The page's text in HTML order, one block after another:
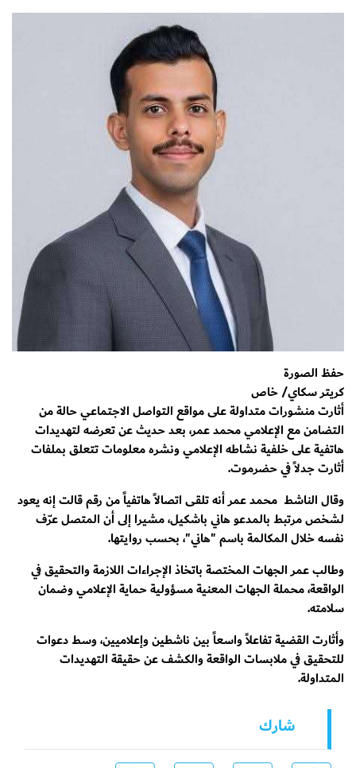
حفظ الصورة
كريتر سكاي/ خاص
أثارت منشورات متداولة على مواقع التواصل الاجتماعي حالة من
التضامن مع الإعلامي محمد عمر، بعد حديث عن تعرضه لتهديدات
هاتفية على خلفية نشاطه الإعلامي ونشره معلومات تتعلق بملفات
أثارت جدلاً في حضرموت.
وقال الناشط محمد عمر أنه تلقى اتصالاً هاتفياً من رقم قالت إنه يعود
لشخص مرتبط بالمدعو هاني باشكيل، مشيرا إلى أن المتصل عرّف
نفسه خلال المكالمة باسم "هاني"، بحسب روايتها.
وطالب عمر الجهات المختصة باتخاذ الإجراءات اللازمة والتحقيق في
الواقعة، محملة الجهات المعنية مسؤولية حماية الإعلامي وضمان
سلامته.
وأثارت القضية تفاعلاً واسعاً بين ناشطين وإعلاميين، وسط دعوات
للتحقيق في ملابسات الواقعة والكشف عن حقيقة التهديدات
المتداولة.
شارك